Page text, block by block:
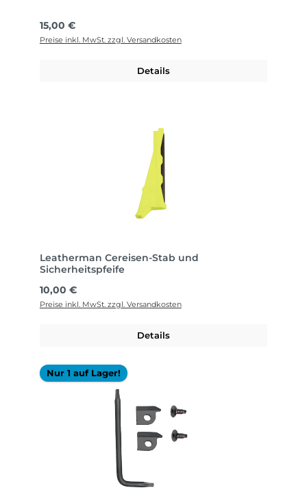
Regulärer Preis:
15,00 €
Preise inkl. MwSt. zzgl. Versandkosten
Details
Leatherman Cereisen-Stab und
Sicherheitspfeife
Regulärer Preis:
10,00 €
Preise inkl. MwSt. zzgl. Versandkosten
Details
Nur 1 auf Lager!